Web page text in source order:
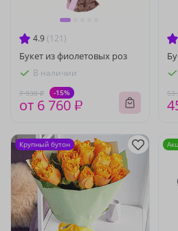
4.9 (121)
Букет из фиолетовых роз
В наличии
7 930 ₽ -15%
от 6 760 ₽
53
Крупный бутон